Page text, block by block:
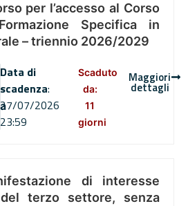
per l’accesso al Corso
Specifica in
– triennio 2026/2029
Data di
scadenza:
27/07/2026
23:59
Scaduto
da:
11
giorni
Maggiori
dettagli
di interesse
terzo settore, senza